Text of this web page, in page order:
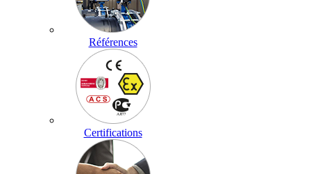
Références
Certifications